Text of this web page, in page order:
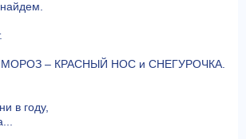
МОРОЗ – КРАСНЫЙ НОС и СНЕГУРОЧКА.
в году,